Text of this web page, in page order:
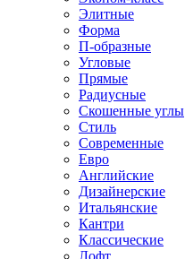
Элитные
Форма
П-образные
Угловые
Прямые
Радиусные
Скошенные углы
Стиль
Современные
Евро
Английские
Дизайнерские
Итальянские
Кантри
Классические
Лофт